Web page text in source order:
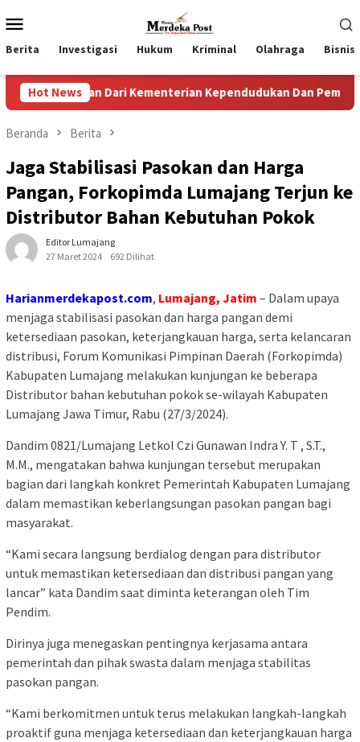
ke
kontenMobile
Berita Investigasi Hukum Kriminal Olahraga Bisnis
Hot News
Dari Kementerian Kependudukan Dan Pembangunan
Beranda Berita
Jaga Stabilisasi Pasokan dan Harga
Pangan, Forkopimda Lumajang Terjun ke
Distributor Bahan Kebutuhan Pokok
Editor Lumajang
27 Maret 2024
692 Dilihat
Harianmerdekapost.com, Lumajang, Jatim – Dalam upaya
menjaga stabilisasi pasokan dan harga pangan demi
ketersediaan pasokan, keterjangkauan harga, serta kelancaran
distribusi, Forum Komunikasi Pimpinan Daerah (Forkopimda)
Kabupaten Lumajang melakukan kunjungan ke beberapa
Distributor bahan kebutuhan pokok se-wilayah Kabupaten
Lumajang Jawa Timur, Rabu (27/3/2024).
Dandim 0821/Lumajang Letkol Czi Gunawan Indra Y. T , S.T.,
M.M., mengatakan bahwa kunjungan tersebut merupakan
bagian dari langkah konkret Pemerintah Kabupaten Lumajang
dalam memastikan keberlangsungan pasokan pangan bagi
masyarakat.
“Kami secara langsung berdialog dengan para distributor
untuk memastikan ketersediaan dan distribusi pangan yang
lancar” kata Dandim saat diminta keterangan oleh Tim
Pendim.
Dirinya juga menegaskan pentingnya kerjasama antara
pemerintah dan pihak swasta dalam menjaga stabilitas
pasokan pangan.
“Kami berkomitmen untuk terus melakukan langkah-langkah
proaktif guna menjaga ketersediaan dan keterjangkauan harga